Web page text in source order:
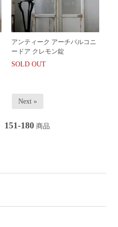
アンティーク アーチバルコニ
ードア クレモン錠
SOLD OUT
Next »
151-180 商品